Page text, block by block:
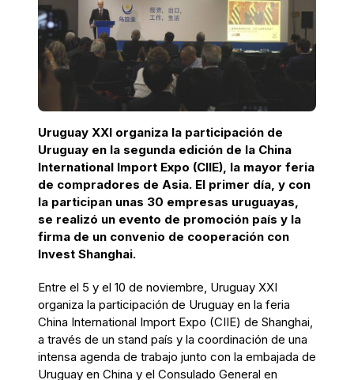
Uruguay XXI organiza la participación de
Uruguay en la segunda edición de la China
International Import Expo (CIIE), la mayor feria
de compradores de Asia. El primer día, y con
la participan unas 30 empresas uruguayas,
se realizó un evento de promoción país y la
firma de un convenio de cooperación con
Invest Shanghai.
Entre el 5 y el 10 de noviembre, Uruguay XXI
organiza la participación de Uruguay en la feria
China International Import Expo (CIIE) de Shanghai,
a través de un stand país y la coordinación de una
intensa agenda de trabajo junto con la embajada de
Uruguay en China y el Consulado General en